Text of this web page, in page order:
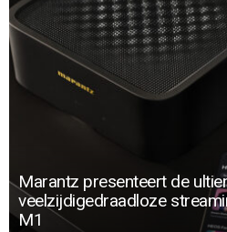
Marantz presenteert de
veelzijdigedraadloze
M1